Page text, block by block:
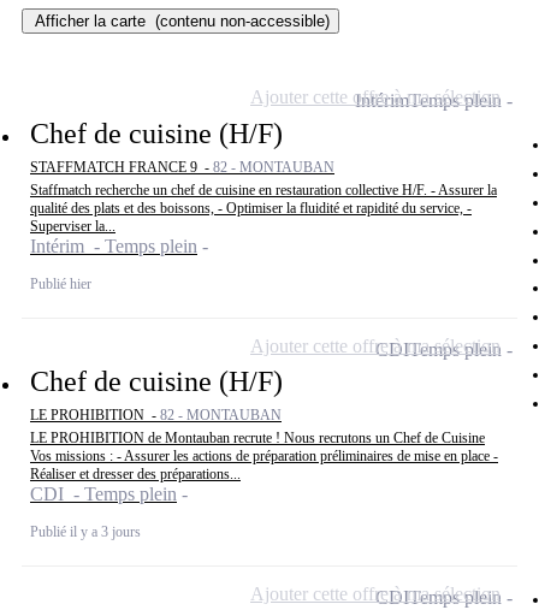
Afficher la carte (contenu non-accessible)
Chef de cuisine (H/F)
STAFFMATCH FRANCE 9 - 82 - MONTAUBAN
Staffmatch recherche un chef de cuisine en restauration collective H/F. - Assurer la
qualité des plats et des boissons, - Optimiser la fluidité et rapidité du service, -
Superviser la...
Intérim - Temps plein
Publié hier
IntérimTemps plein
Ajouter cette offre à ma sélection
Chef de cuisine (H/F)
LE PROHIBITION - 82 - MONTAUBAN
LE PROHIBITION de Montauban recrute ! Nous recrutons un Chef de Cuisine
Vos missions : - Assurer les actions de préparation préliminaires de mise en place -
Réaliser et dresser des préparations...
CDI - Temps plein
Publié il y a 3 jours
CDITemps plein
Ajouter cette offre à ma sélection
CDITemps plein
Ajouter cette offre à ma sélection